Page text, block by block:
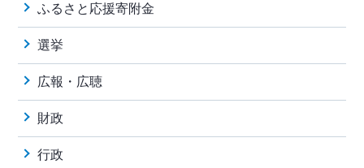
ふるさと応援寄附金
選挙
広報・広聴
財政
行政